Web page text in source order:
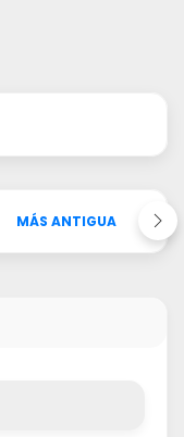
MÁS ANTIGUA